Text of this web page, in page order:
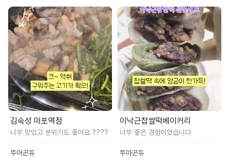
김숙성 마포역점
너무 맛있고 분위기도 좋아요 ????
뚜아곤듀
이낙근찹쌀떡베이커리
너무 좋은 경험이었습니다
뚜아곤듀